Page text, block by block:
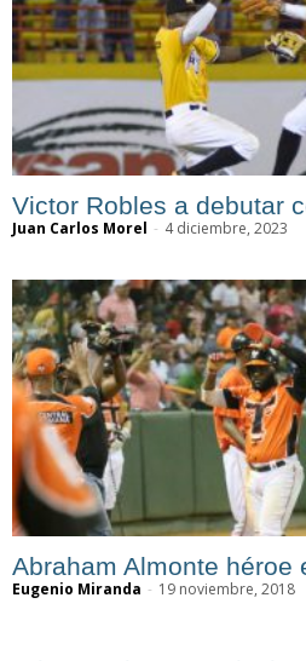
Victor Robles a debutar
Juan Carlos Morel - 4 diciembre, 2023
Abraham Almonte héroe
Eugenio Miranda - 19 noviembre, 2018